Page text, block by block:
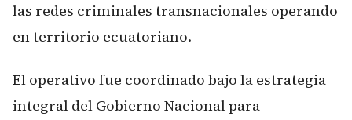
las redes criminales transnacionales operando
en territorio ecuatoriano.
El operativo fue coordinado bajo la estrategia
integral del Gobierno Nacional para